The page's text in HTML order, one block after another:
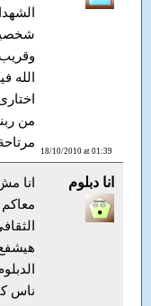
18/10/2010 at 01:39
الله
من
انا دبلوم
انا
معاكم
ناس